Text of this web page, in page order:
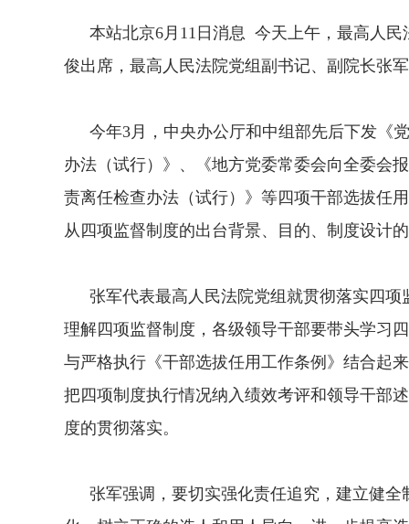
本站北京6月11日消息 今天上午，最高人民
俊出席，最高人民法院党组副书记、副院长张
今年3月，中央办公厅和中组部先后下发《
办法（试行）》、《地方党委常委会向全委会
责离任检查办法（试行）》等四项干部选拔任
从四项监督制度的出台背景、目的、制度设计
张军代表最高人民法院党组就贯彻落实四项
理解四项监督制度，各级领导干部要带头学习
与严格执行《干部选拔任用工作条例》结合起
把四项制度执行情况纳入绩效考评和领导干部
度的贯彻落实。
张军强调，要切实强化责任追究，建立健全